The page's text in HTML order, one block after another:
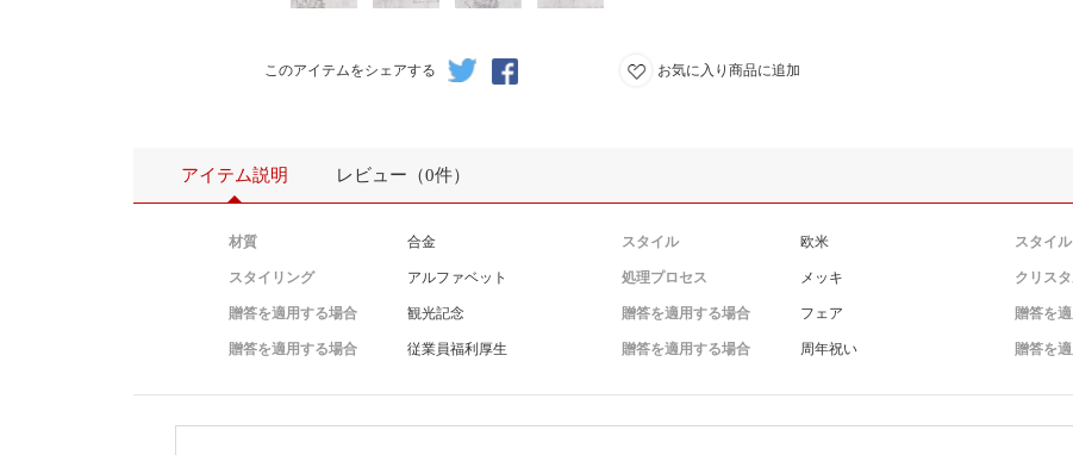
このアイテムをシェアする お気に入り商品に追加
アイテム説明 レビュー（0件）
材質 合金 スタイル 欧米 スタイル
スタイリング アルファベット 処理プロセス メッキ クリス
贈答を適用する場合 観光記念 贈答を適用する場合 フェア 贈答を
贈答を適用する場合 従業員福利厚生 贈答を適用する場合 周年祝い 贈答を